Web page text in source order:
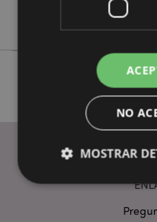
Eden
NO
MOSTRAR
Estrictamente